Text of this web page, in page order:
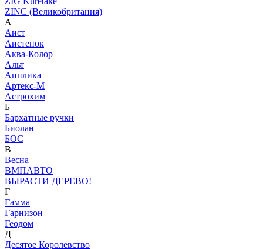
ZINC (Великобритания)
А
Аист
Аистенок
Аква-Колор
Альт
Апплика
Артекс-М
Астрохим
Б
Бархатные ручки
Биолан
БОС
В
Весна
ВМПАВТО
ВЫРАСТИ ДЕРЕВО!
Г
Гамма
Гарнизон
Геодом
Д
Десятое Королевство